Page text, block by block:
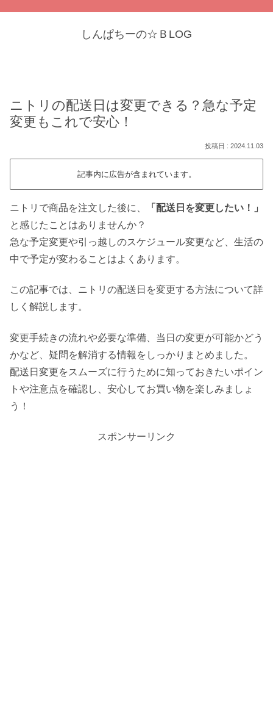
しんぱちーの☆ＢLOG
ニトリの配送日は変更できる？急な予定
変更もこれで安心！
2024.11.03
記事内に広告が含まれています。
ニトリで商品を注文した後に、
「配送日を変更したい！」
と感じたことはありませんか？
急な予定変更や引っ越しのスケジュール変更など、生活の
中で予定が変わることはよくあります。
この記事では、ニトリの配送日を変更する方法について詳
しく解説します。
変更手続きの流れや必要な準備、当日の変更が可能かどう
かなど、疑問を解消する情報をしっかりまとめました。
配送日変更をスムーズに行うために知っておきたいポイン
トや注意点を確認し、安心してお買い物を楽しみましょ
う！
スポンサーリンク